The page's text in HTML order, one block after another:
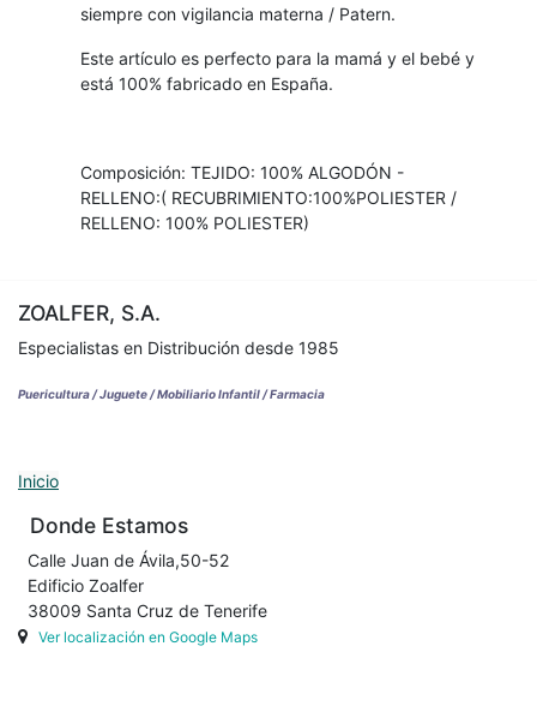
siempre con vigilancia materna / Patern.
Este artículo es perfecto para la mamá y el bebé y
está 100% fabricado en España.
Composición: TEJIDO: 100% ALGODÓN -
RELLENO:( RECUBRIMIENTO:100%POLIESTER /
RELLENO: 100% POLIESTER)
ZOALFER, S.A.
Especialistas en Distribución desde 1985
Puericultura / Juguete / Mobiliario Infantil / Farmacia
Inicio
Donde Estamos
Calle Juan de Ávila,50-52
Edificio Zoalfer
38009 Santa Cruz de Tenerife
Ver localización en Google Maps